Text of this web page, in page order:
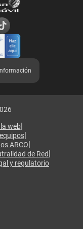
web|
|
ARCO|
de Red|
y regulatorio